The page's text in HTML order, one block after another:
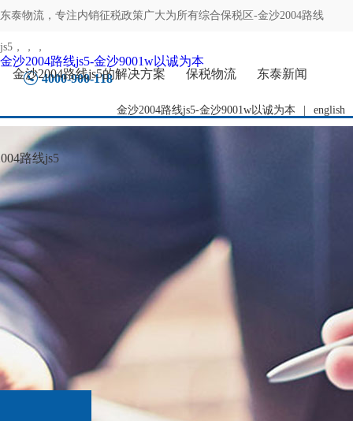
东泰物流，专注内销征税政策广大为所有综合保税区-金沙2004路线
js5 ，，，
4000-900-118
金沙2004路线js5-金沙9001w以诚为本 english
金沙2004路线js5-金沙9001w以诚为本
金沙2004路线js5的解决方案
保税物流 东泰新闻
路线js5